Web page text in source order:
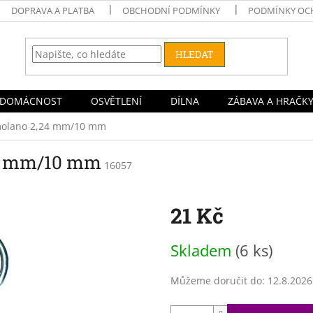
DOPRAVA A PLATBA OBCHODNÍ PODMÍNKY PODMÍNKY
HLEDAT
DOMÁCNOST OSVĚTLENÍ DÍLNA ZÁBAVA A HRAČKY
2,24 mm/10 mm
10 mm 16057
21 Kč
cena:
Skladem (6 ks)
Můžeme doručit do: 12.8.2026